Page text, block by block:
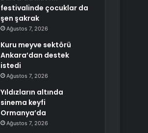
festivalinde çocuklar da
şen şakrak
Ağustos 7, 2026
Kuru meyve sektörü
Ankara’dan destek
istedi
Ağustos 7, 2026
Yıldızların altında
sinema keyfi
Ormanya’da
Ağustos 7, 2026